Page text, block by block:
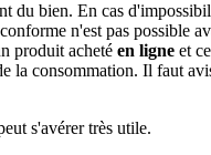
du bien. En cas
n'est pas possible
produit acheté en ligne et
consommation. Il faut
s'avérer très utile.